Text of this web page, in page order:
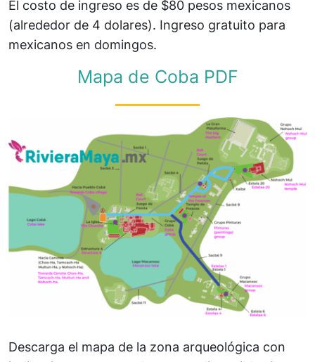
El costo de ingreso es de $80 pesos mexicanos
(alrededor de 4 dolares). Ingreso gratuito para
mexicanos en domingos.
Mapa de Coba PDF
Descarga el mapa de la zona arqueológica con